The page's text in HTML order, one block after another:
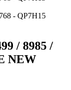
/ 8985 /
NEW